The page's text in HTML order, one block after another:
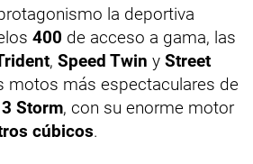
la deportiva
400 de acceso a gama, las
, Speed Twin y Street
motos más espectaculares de
Storm, con su enorme motor
cúbicos.